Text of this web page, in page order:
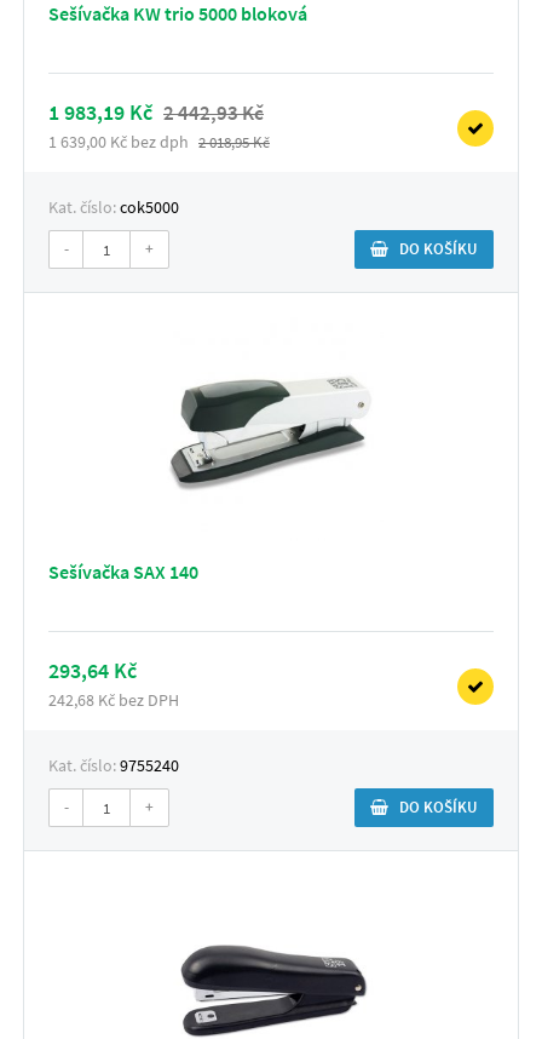
Sešívačka KW trio 5000 bloková
1 983,19 Kč 2 442,93 Kč
1 639,00 Kč bez dph 2 018,95 Kč
Kat. číslo:cok5000
- + DO KOŠÍKU
Sešívačka SAX 140
293,64 Kč
242,68 Kč bez DPH
Kat. číslo:9755240
- + DO KOŠÍKU